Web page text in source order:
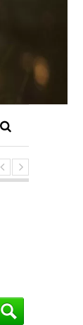
di politica